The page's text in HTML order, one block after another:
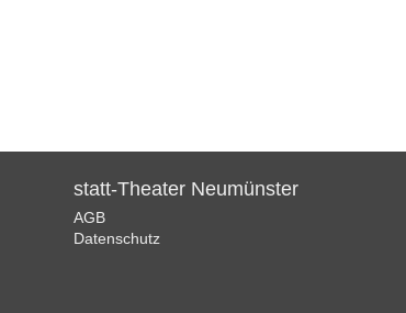
statt-Theater Neumünster
AGB
Datenschutz